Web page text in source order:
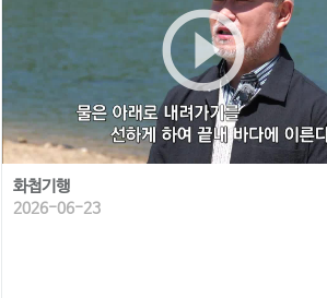
play_circle_outline
화첩기행
2026-06-23